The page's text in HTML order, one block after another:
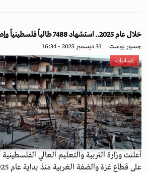
خلال عام 2025.. استشهاد 7488 طالباً فلسطينياً وإصابة 10 آلاف و557 آخرين
جسور بوست 31 ديسمبر 2025 - 16:34
إنسانيات
أعلنت وزارة التربية والتعليم العالي
على قطاع غزة والضفة الغربية منذ بداية عام 2025 أسفر...